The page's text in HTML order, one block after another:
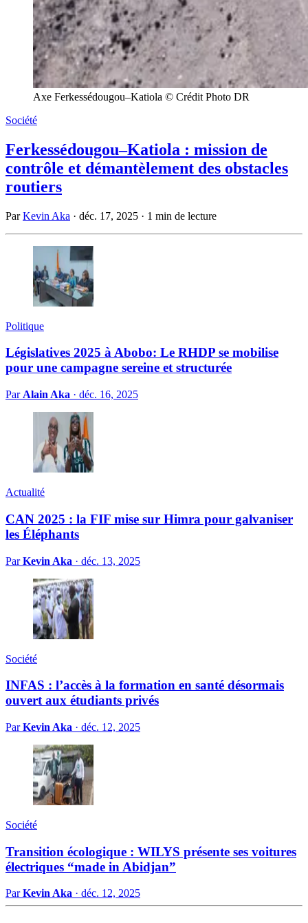
Axe Ferkessédougou–Katiola © Crédit Photo DR
Société
Ferkessédougou–Katiola : mission de
contrôle et démantèlement des obstacles
routiers
ParKevin Aka · déc. 17, 2025 · 1 min de lecture
Politique
Législatives 2025 à Abobo: Le RHDP se mobilise
pour une campagne sereine et structurée
Par Alain Aka · déc. 16, 2025
Actualité
CAN 2025 : la FIF mise sur Himra pour galvaniser
les Éléphants
ParKevin Aka · déc. 13, 2025
Société
INFAS : l’accès à la formation en santé désormais
ouvert aux étudiants privés
ParKevin Aka · déc. 12, 2025
Société
Transition écologique : WILYS présente ses voitures
électriques “made in Abidjan”
ParKevin Aka · déc. 12, 2025